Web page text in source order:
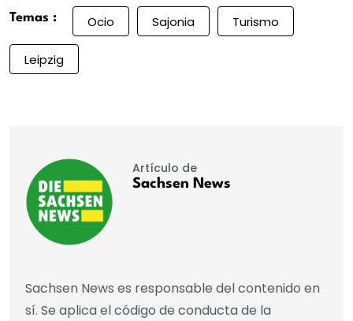
Temas : Ocio Sajonia Turismo
Leipzig
Artículo de
Sachsen News
Sachsen News es responsable del contenido en
sí. Se aplica el código de conducta de la